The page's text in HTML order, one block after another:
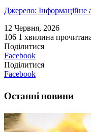
Джерело: Інформаційне
12 Червня, 2026
106 1 хвилина
Поділитися
Facebook
Поділитися
Facebook
Останні новини